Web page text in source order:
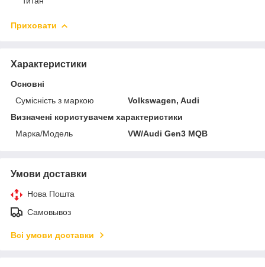
Приховати
Характеристики
Основні
Сумісність з маркою
Volkswagen, Audi
Визначені користувачем характеристики
Марка/Модель
VW/Audi Gen3 MQB
Умови доставки
Нова Пошта
Самовывоз
Всі умови доставки